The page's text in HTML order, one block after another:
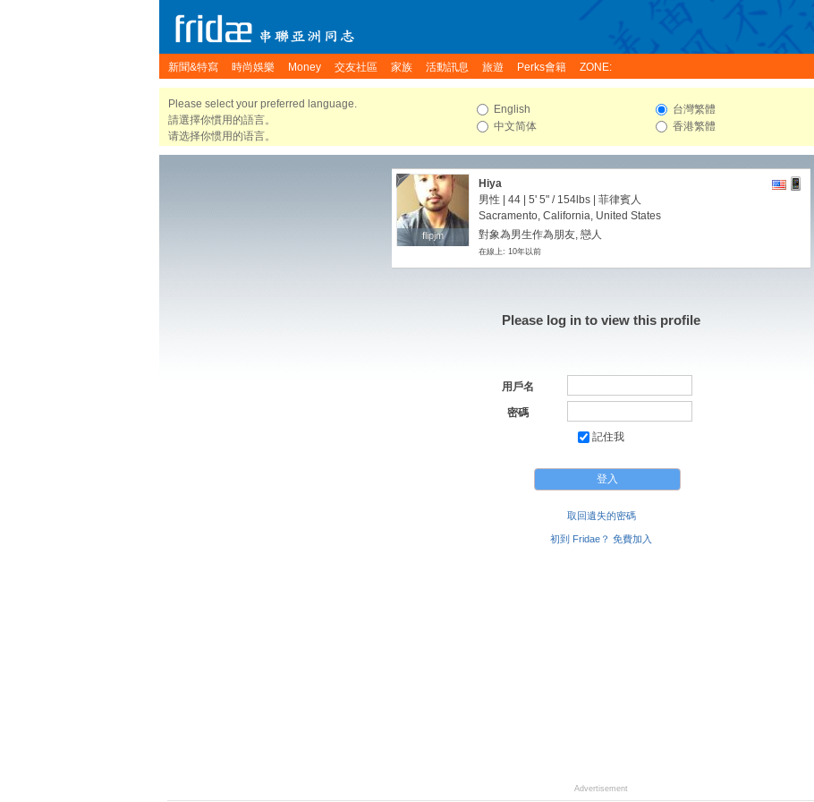
新聞&特寫 時尚娛樂 Money 交友社區 家族 活動訊息 旅遊 Perks會籍 ZONE:
Please select your preferred language.
請選擇你慣用的語言。
请选择你惯用的语言。
English
中文简体
台灣繁體
香港繁體
flipjm
flipjm
Hiya
男性 | 44 | 5' 5" / 154lbs | 菲律賓人
Sacramento, California, United States
對象為男生作為朋友, 戀人
在線上: 10年以前
Please log in to view this profile
用戶名
密碼
記住我
取回遺失的密碼
初到 Fridae？ 免費加入
Advertisement